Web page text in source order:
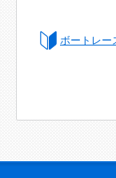
ボートレー